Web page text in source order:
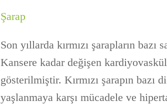
Şarap
Son yıllarda kırmızı şarapların bazı
Kansere kadar değişen
gösterilmiştir. Kırmızı şarapın bazı
yaşlanmaya karşı mücadele ve